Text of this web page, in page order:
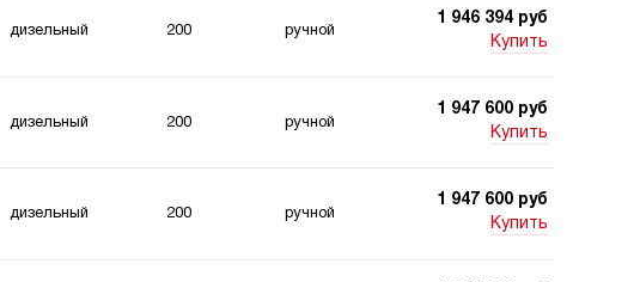
1 946 394 руб
Купить
дизельный 200 ручной
1 947 600 руб
Купить
дизельный 200 ручной
1 947 600 руб
Купить
дизельный 200 ручной